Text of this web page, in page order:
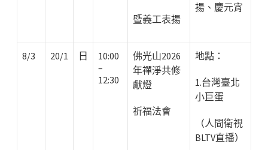
暨義工表揚
揚、慶元宵
8/3 20/1 日
10:00
–
12:30
佛光山2026
年禪淨共修
獻燈
祈福法會
地點：
1.台灣臺北
小巨蛋
（人間衛視
BLTV直播）